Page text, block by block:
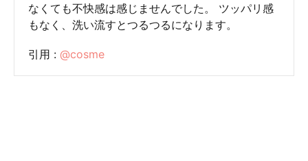
なくても不快感は感じませんでした。 ツッパリ感
もなく、洗い流すとつるつるになります。
引用 : @cosme